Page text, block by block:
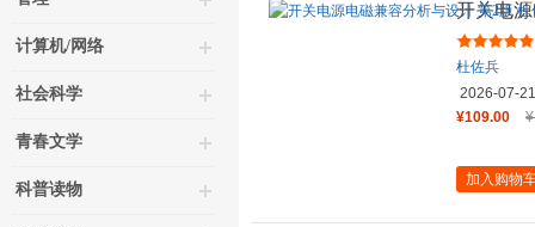
计算机/网络
社会科学
青春文学
科普读物
开关电
兵 电磁
杜佐兵
2026-07-21
¥109.00
加入购物